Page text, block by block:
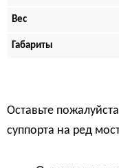
Вес
Габариты
Оставьте
суппорта на ред